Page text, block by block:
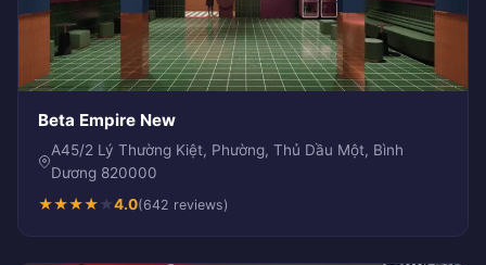
Beta Empire New
A45/2 Lý Thường Kiệt, Phường, Thủ Dầu Một, Bình
Dương 820000
★★★★★4.0(642 reviews)